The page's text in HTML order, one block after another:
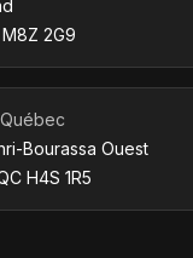
2G9
Bourassa Ouest
H4S 1R5